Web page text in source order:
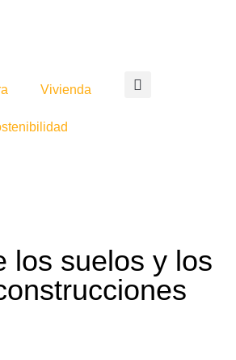
Vivienda
los suelos y los